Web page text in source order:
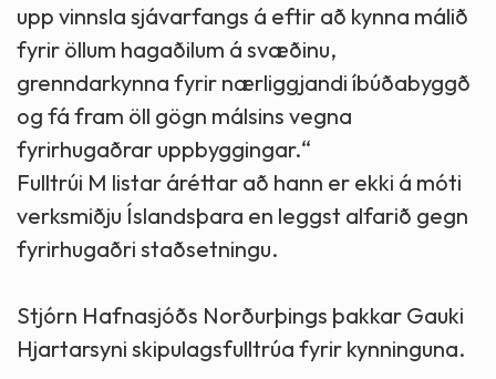
upp vinnsla sjávarfangs á eftir að kynna málið
fyrir öllum hagaðilum á svæðinu,
grenndarkynna fyrir nærliggjandi íbúðabyggð
og fá fram öll gögn málsins vegna
fyrirhugaðrar uppbyggingar.“
Fulltrúi M listar áréttar að hann er ekki á móti
verksmiðju Íslandsþara en leggst alfarið gegn
fyrirhugaðri staðsetningu.
Stjórn Hafnasjóðs Norðurþings þakkar Gauki
Hjartarsyni skipulagsfulltrúa fyrir kynninguna.